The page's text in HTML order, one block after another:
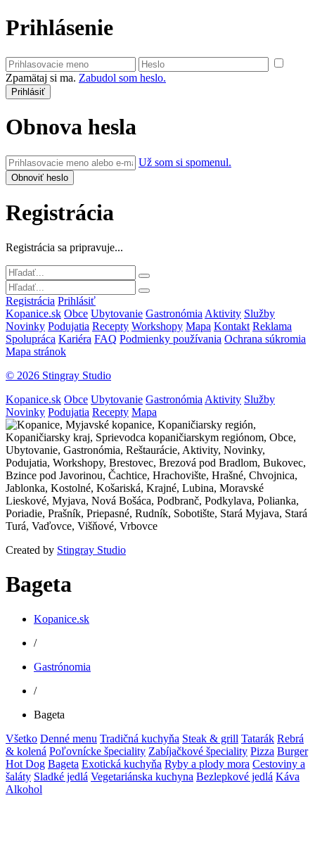
Prihlásenie
Zpamätaj si ma. Zabudol som heslo.
Obnova hesla
Už som si spomenul.
Registrácia
Registrácia sa pripravuje...
Registrácia Prihlásiť
Kopanice.sk Obce Ubytovanie Gastronómia Aktivity Služby
Novinky Podujatia Recepty Workshopy Mapa Kontakt Reklama
Spolupráca Kariéra FAQ Podmienky používania Ochrana súkromia
Mapa stránok
© 2026 Stingray Studio
Kopanice.sk Obce Ubytovanie Gastronómia Aktivity Služby
Novinky Podujatia Recepty Mapa
Created by Stingray Studio
Bageta
Kopanice.sk
/
Gastrónomia
/
Bageta
Všetko Denné menu Tradičná kuchyňa Steak & grill Tatarák Rebrá
& kolená Poľovnícke špeciality Zabíjačkové špeciality Pizza Burger
Hot Dog Bageta Exotická kuchyňa Ryby a plody mora Cestoviny a
šaláty Sladké jedlá Vegetariánska kuchyna Bezlepkové jedlá Káva
Alkohol